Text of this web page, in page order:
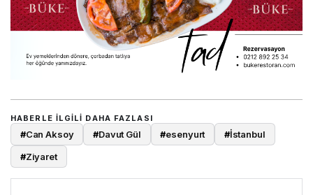
HABERLE ILGILI DAHA FAZLASI
#Can Aksoy #Davut Gül #esenyurt #İstanbul
#Ziyaret